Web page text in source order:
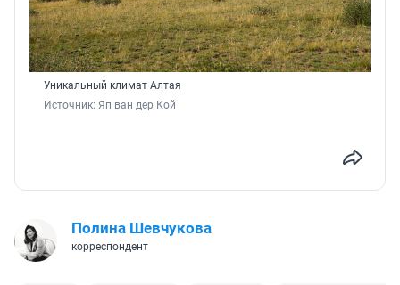
Уникальный климат Алтая
Источник: Яп ван дер Кой
Полина Шевчукова
корреспондент